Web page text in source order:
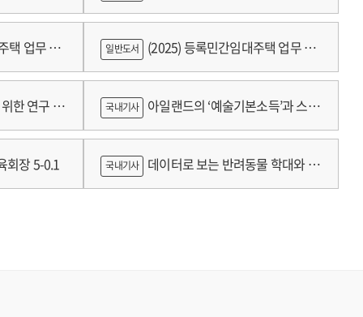
택 업무 편
한 연구 :
회장 5-0.1
일반도서 (2025) 등록민간임대주택 업무 편
람
국내기사 아일랜드의 ‘예술기본소득’과 스코
틀랜드의 예술인 소득보장정책 논의
국내기사 데이터로 보는 반려동물 학대와 분